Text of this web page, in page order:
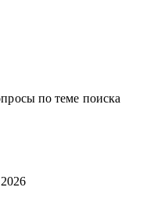
в карьере, в том числе
делаю вместе с
по теме поиска